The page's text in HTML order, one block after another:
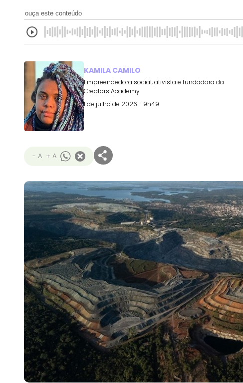
ouça este conteúdo
KAMILA CAMILO
Empreendedora social, ativista e fundadora da
Creators Academy
1 de julho de 2026 - 9h49
- A + A